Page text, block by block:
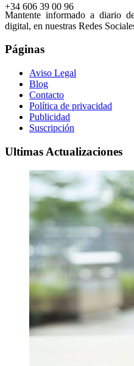
+34 606 39 00 96
Mantente informado a diario
digital, en nuestras Redes
Páginas
Aviso Legal
Blog
Contacto
Política de privacidad
Publicidad
Suscripción
Ultimas Actualizaciones